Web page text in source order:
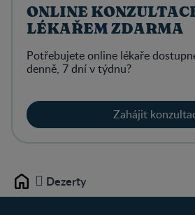
ONLINE
LÉKAŘEM ZDARMA
Potřebujete online lékaře
denně, 7 dní v týdnu?
Zahájit
Home Dezerty